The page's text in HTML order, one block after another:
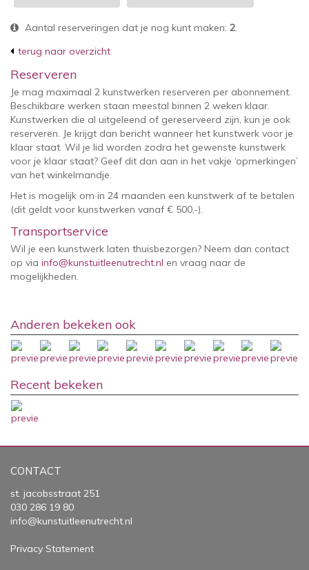
Aantal reserveringen dat je nog kunt maken: 2.
terug naar overzicht
Reserveren
Je mag maximaal 2 kunstwerken reserveren per abonnement.
Beschikbare werken staan meestal binnen 2 weken klaar.
Kunstwerken die al uitgeleend of gereserveerd zijn, kun je ook
reserveren. Je krijgt dan bericht wanneer het kunstwerk voor je
klaar staat. Wil je lid worden zodra het gewenste kunstwerk
voor je klaar staat? Geef dit dan aan in het vakje ‘opmerkingen’
van het winkelmandje.
Het is mogelijk om in 24 maanden een kunstwerk af te betalen
(dit geldt voor kunstwerken vanaf € 500,-).
Transportservice
Wil je een kunstwerk laten thuisbezorgen? Neem dan contact
op via info@kunstuitleenutrecht.nl en vraag naar de
mogelijkheden.
Anderen bekeken ook
Recent bekeken
CONTACT
st. jacobsstraat 251
030 286 19 80
info@kunstuitleenutrecht.nl
Privacy Statement